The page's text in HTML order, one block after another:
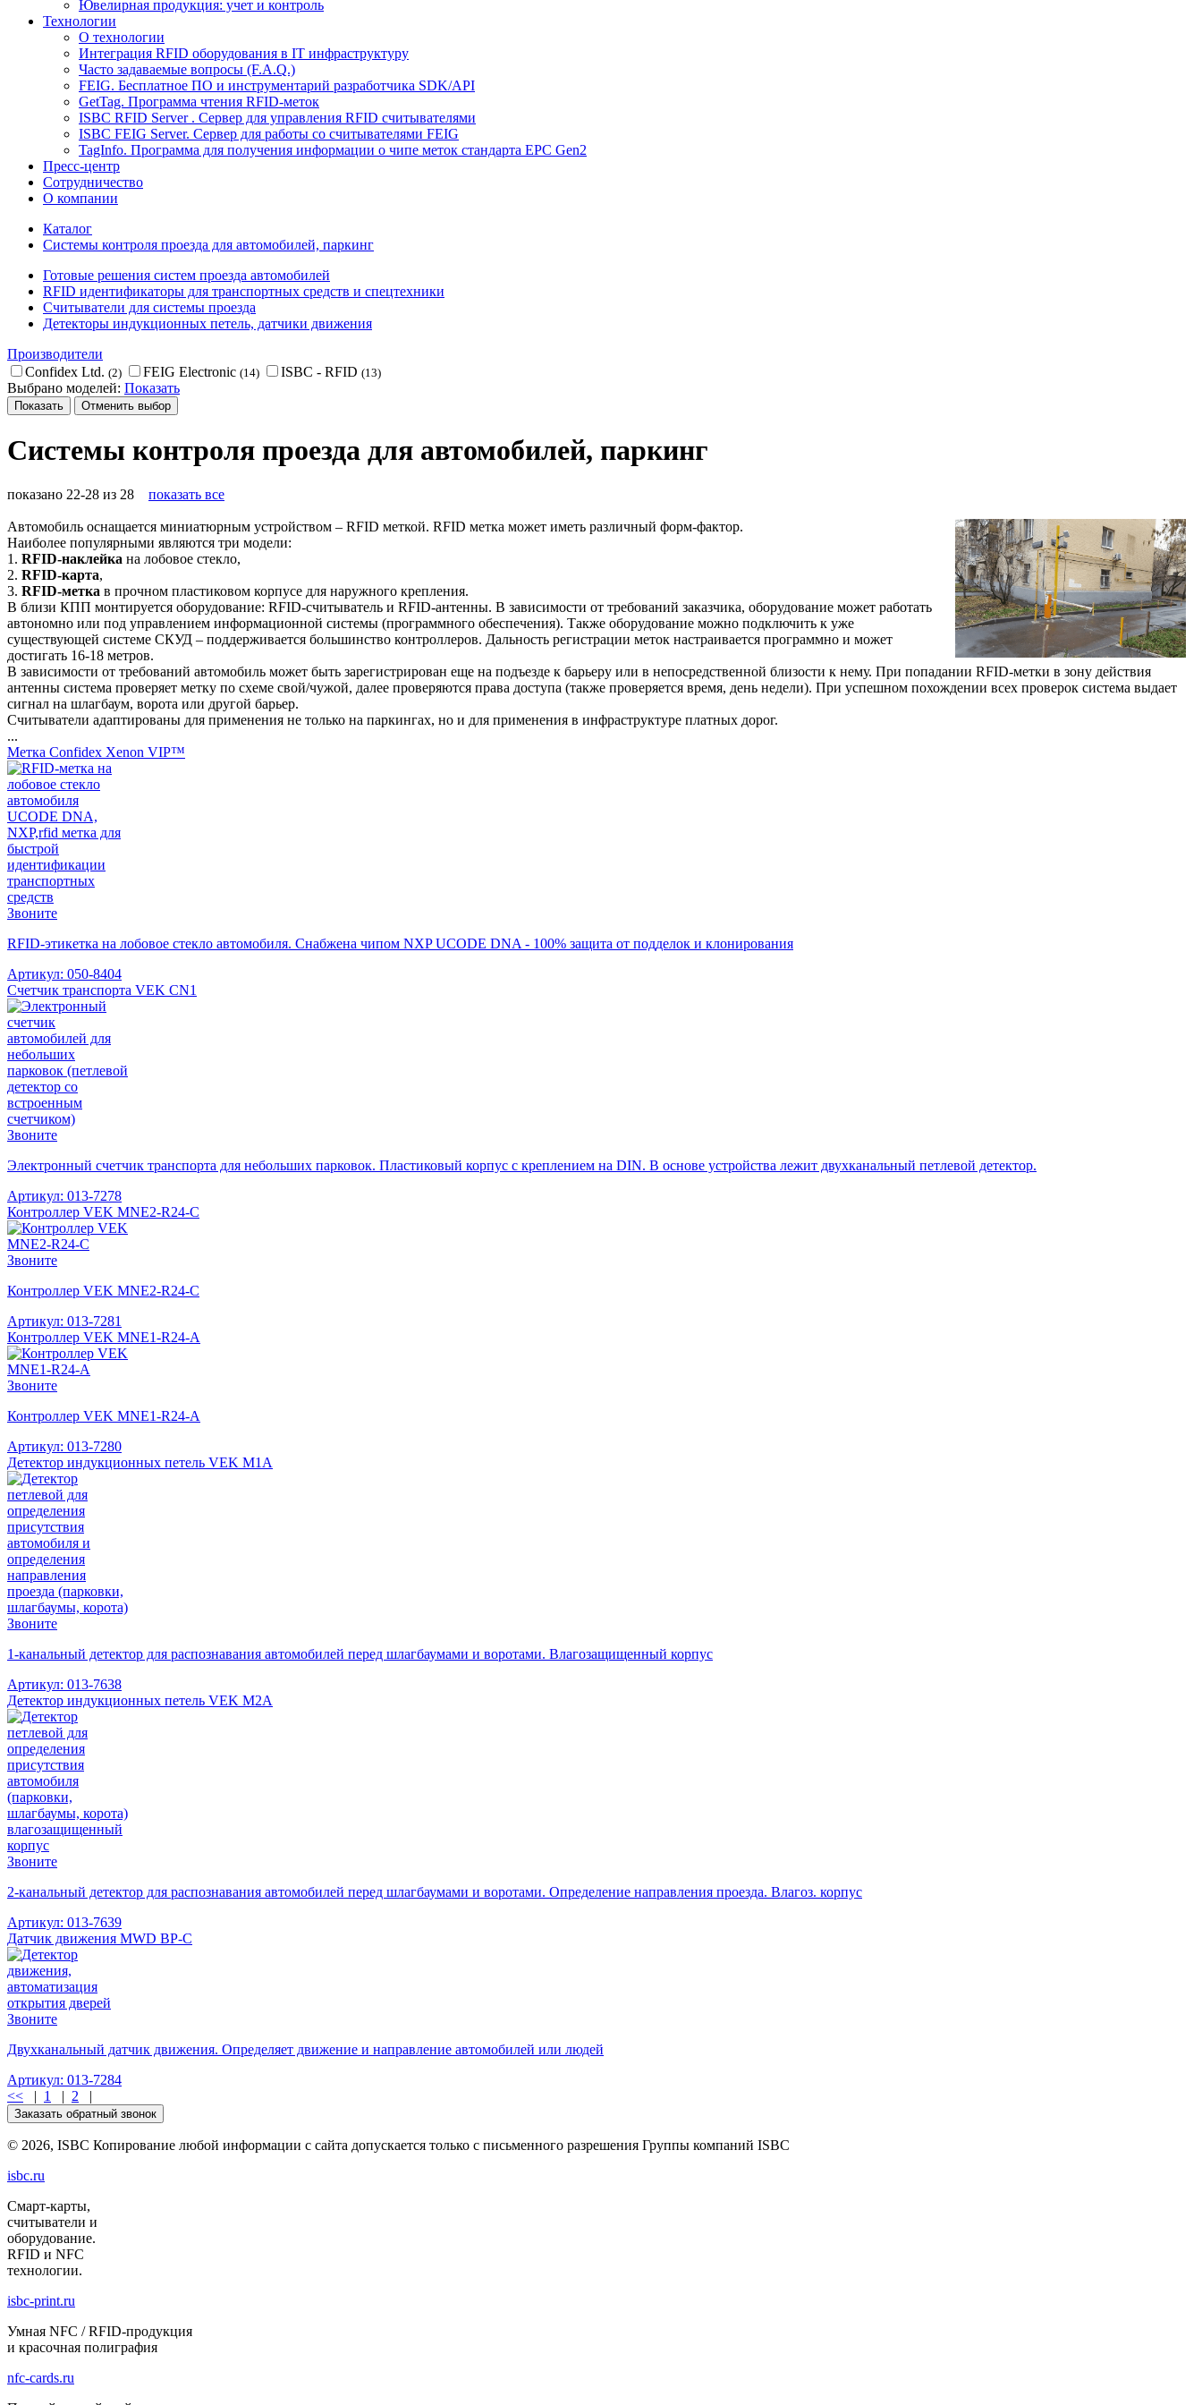
Ювелирная продукция: учет и контроль
Технологии
О технологии
Интеграция RFID оборудования в IT инфраструктуру
Часто задаваемые вопросы (F.A.Q.)
FEIG. Бесплатное ПО и инструментарий разработчика SDK/API
GetTag. Программа чтения RFID-меток
ISBC RFID Server . Cервер для управления RFID считывателями
ISBC FEIG Server. Сервер для работы со считывателями FEIG
TagInfo. Программа для получения информации о чипе меток стандарта EPC Gen2
Пресс-центр
Сотрудничество
О компании
Каталог
Системы контроля проезда для автомобилей, паркинг
Готовые решения систем проезда автомобилей
RFID идентификаторы для транспортных средств и спецтехники
Считыватели для системы проезда
Детекторы индукционных петель, датчики движения
Производители
Confidex Ltd. (2) FEIG Electronic (14) ISBC - RFID (13)
Выбрано моделей: Показать
Показать Отменить выбор
Системы контроля проезда для автомобилей, паркинг
показано 22-28 из 28 показать все
Автомобиль оснащается миниатюрным устройством – RFID меткой. RFID метка может иметь различный форм-фактор.
Наиболее популярными являются три модели:
1. RFID-наклейка на лобовое стекло,
2. RFID-карта,
3. RFID-метка в прочном пластиковом корпусе для наружного крепления.
В близи КПП монтируется оборудование: RFID-считыватель и RFID-антенны. В зависимости от требований заказчика, оборудование может работать
автономно или под управлением информационной системы (программного обеспечения). Также оборудование можно подключить к уже
существующей системе СКУД – поддерживается большинство контроллеров. Дальность регистрации меток настраивается программно и может
достигать 16-18 метров.
В зависимости от требований автомобиль может быть зарегистрирован еще на подъезде к барьеру или в непосредственной близости к нему. При попадании RFID-метки в зону действия
антенны система проверяет метку по схеме свой/чужой, далее проверяются права доступа (также проверяется время, день недели). При успешном похождении всех проверок система выдает
сигнал на шлагбаум, ворота или другой барьер.
Считыватели адаптированы для применения не только на паркингах, но и для применения в инфраструктуре платных дорог.
...
Метка Confidex Xenon VIP™
Звоните
RFID-этикетка на лобовое стекло автомобиля. Снабжена чипом NXP UCODE DNA - 100% защита от подделок и клонирования
Артикул: 050-8404
Счетчик транспорта VEK CN1
Звоните
Электронный счетчик транспорта для небольших парковок. Пластиковый корпус с креплением на DIN. В основе устройства лежит двухканальный петлевой детектор.
Артикул: 013-7278
Контроллер VEK MNE2-R24-C
Звоните
Контроллер VEK MNE2-R24-C
Артикул: 013-7281
Контроллер VEK MNE1-R24-A
Звоните
Контроллер VEK MNE1-R24-A
Артикул: 013-7280
Детектор индукционных петель VEK M1A
Звоните
1-канальный детектор для распознавания автомобилей перед шлагбаумами и воротами. Влагозащищенный корпус
Артикул: 013-7638
Детектор индукционных петель VEK M2A
Звоните
2-канальный детектор для распознавания автомобилей перед шлагбаумами и воротами. Определение направления проезда. Влагоз. корпус
Артикул: 013-7639
Датчик движения MWD BP-C
Звоните
Двухканальный датчик движения. Определяет движение и направление автомобилей или людей
Артикул: 013-7284
<< | 1 | 2 |
Заказать обратный звонок
© 2026, ISBC Копирование любой информации с сайта допускается только с письменного разрешения Группы компаний ISBC
isbc.ru
Смарт-карты,
считыватели и
оборудование.
RFID и NFC
технологии.
isbc-print.ru
Умная NFC / RFID-продукция
и красочная полиграфия
nfc-cards.ru